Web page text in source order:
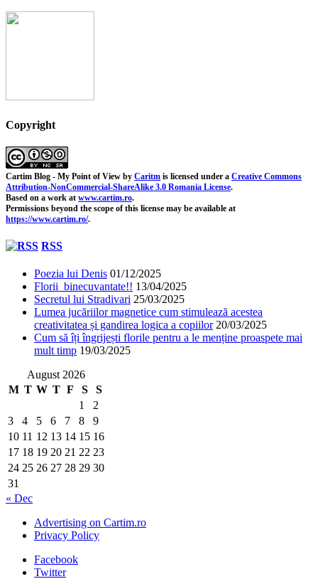
Copyright
Cartim Blog - My Point of View by Caritm is licensed under a Creative Commons
Attribution-NonCommercial-ShareAlike 3.0 Romania License.
Based on a work at www.cartim.ro.
Permissions beyond the scope of this license may be available at
https://www.cartim.ro/.
RSS
Poezia lui Denis 01/12/2025
Florii binecuvantate!! 13/04/2025
Secretul lui Stradivari 25/03/2025
Lumea jucăriilor magnetice cum stimulează acestea
creativitatea și gandirea logica a copiilor 20/03/2025
Cum să îți îngrijești florile pentru a le menține proaspete mai
mult timp 19/03/2025
August 2026
M T W T F S
S
1
2
3
4 5 6 7 8
9
10 11 12 13 14 15 16
17 18 19 20 21 22 23
24 25 26 27 28 29 30
31
« Dec
Advertising on Cartim.ro
Privacy Policy
Facebook
Twitter